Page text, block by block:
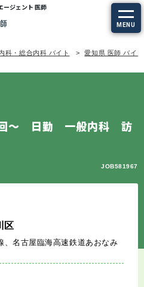
ージェント 医師
MENU
科・総合内科 バイト 愛知県 医師 バイト
～ 日勤 一般内科 訪
JOB581967
区
、名古屋臨海高速鉄道あおなみ